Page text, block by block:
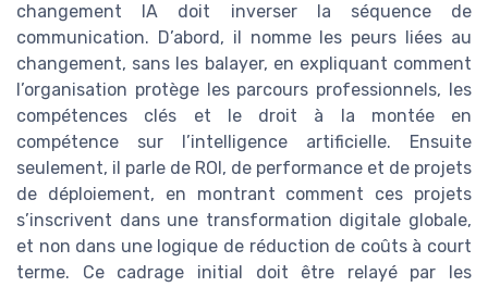
changement IA doit inverser la séquence de
communication. D’abord, il nomme les peurs liées au
changement, sans les balayer, en expliquant comment
l’organisation protège les parcours professionnels, les
compétences clés et le droit à la montée en
compétence sur l’intelligence artificielle. Ensuite
seulement, il parle de ROI, de performance et de projets
de déploiement, en montrant comment ces projets
s’inscrivent dans une transformation digitale globale,
et non dans une logique de réduction de coûts à court
terme. Ce cadrage initial doit être relayé par les